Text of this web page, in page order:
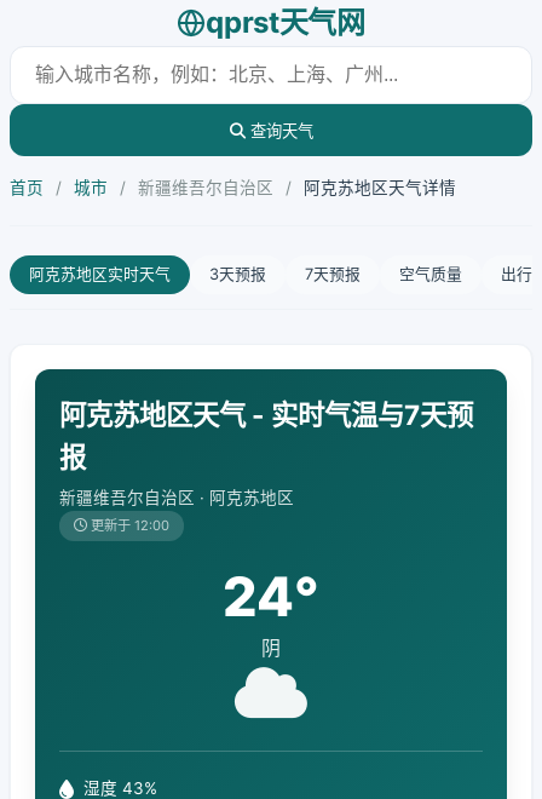
qprst天气网
查询天气
首页 / 城市 / 新疆维吾尔自治区 / 阿克苏地区天气详情
阿克苏地区实时天气 3天预报 7天预报 空气质量 出行
阿克苏地区天气 - 实时气温与7天预
报
新疆维吾尔自治区 · 阿克苏地区
更新于 12:00
24°
阴
湿度 43%